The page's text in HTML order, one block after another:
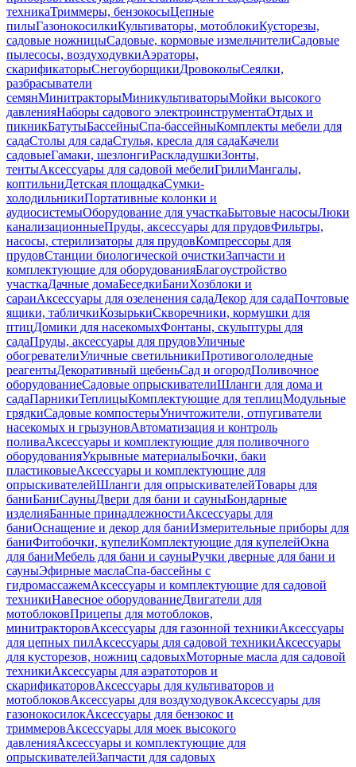
техникаТриммеры, бензокосыЦепные
пилыГазонокосилкиКультиваторы, мотоблокиКусторезы,
садовые ножницыСадовые, кормовые измельчителиСадовые
пылесосы, воздуходувкиАэраторы,
скарификаторыСнегоуборщикиДровоколыСеялки,
разбрасыватели
семянМинитракторыМиникультиваторыМойки высокого
давленияНаборы садового электроинструментаОтдых и
пикникБатутыБассейныСпа-бассейныКомплекты мебели для
садаСтолы для садаСтулья, кресла для садаКачели
садовыеГамаки, шезлонгиРаскладушкиЗонты,
тентыАксессуары для садовой мебелиГрилиМангалы,
коптильниДетская площадкаСумки-
холодильникиПортативные колонки и
аудиосистемыОборудование для участкаБытовые насосыЛюки
канализационныеПруды, аксессуары для прудовФильтры,
насосы, стерилизаторы для прудовКомпрессоры для
прудовСтанции биологической очисткиЗапчасти и
комплектующие для оборудованияБлагоустройство
участкаДачные домаБеседкиБаниХозблоки и
сараиАксессуары для озеленения садаДекор для садаПочтовые
ящики, табличкиКозырькиСкворечники, кормушки для
птицДомики для насекомыхФонтаны, скульптуры для
садаПруды, аксессуары для прудовУличные
обогревателиУличные светильникиПротивогололедные
реагентыДекоративный щебеньСад и огородПоливочное
оборудованиеСадовые опрыскивателиШланги для дома и
садаПарникиТеплицыКомплектующие для теплицМодульные
грядкиСадовые компостерыУничтожители, отпугиватели
насекомых и грызуновАвтоматизация и контроль
поливаАксессуары и комплектующие для поливочного
оборудованияУкрывные материалыБочки, баки
пластиковыеАксессуары и комплектующие для
опрыскивателейШланги для опрыскивателейТовары для
баниБаниСауныДвери для бани и сауныБондарные
изделияБанные принадлежностиАксессуары для
баниОснащение и декор для баниИзмерительные приборы для
баниФитобочки, купелиКомплектующие для купелейОкна
для баниМебель для бани и сауныРучки дверные для бани и
сауныЭфирные маслаСпа-бассейны с
гидромассажемАксессуары и комплектующие для садовой
техникиНавесное оборудованиеДвигатели для
мотоблоковПрицепы для мотоблоков,
минитракторовАксессуары для газонной техникиАксессуары
для цепных пилАксессуары для садовой техникиАксессуары
для кусторезов, ножниц садовыхМоторные масла для садовой
техникиАксессуары для аэратоторов и
скарификаторовАксессуары для культиваторов и
мотоблоковАксессуары для воздуходувокАксессуары для
газонокосилокАксессуары для бензокос и
триммеровАксессуары для моек высокого
давленияАксессуары и комплектующие для
опрыскивателейЗапчасти для садовых